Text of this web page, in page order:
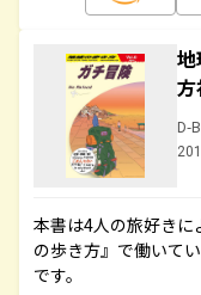
D-
本書は4人の旅好きに
の歩き方』で働いて
です。